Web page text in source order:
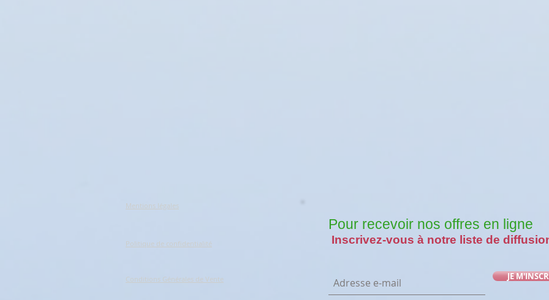
Mentions légales
Politique de confidentialité
Conditions Générales de Vente
Pour recevoir nos offres en ligne
Inscrivez-vous à notre liste de
JE